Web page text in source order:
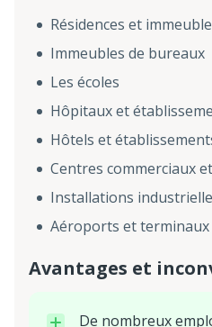
Résidences et
Immeubles de bureaux
Les écoles
Hôpitaux et
Hôtels et
Centres commerciaux
Installations
Aéroports et
Avantages et
De nombreux